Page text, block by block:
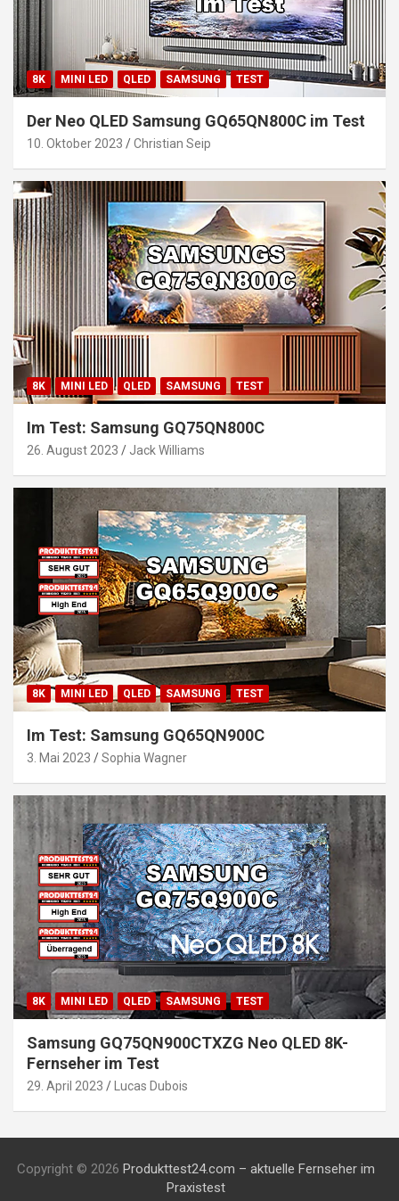
8K MINI LED QLED SAMSUNG TEST
Der Neo QLED Samsung GQ65QN800C im Test
10. Oktober 2023 Christian Seip
8K MINI LED QLED SAMSUNG TEST
Im Test: Samsung GQ75QN800C
26. August 2023 Jack Williams
8K MINI LED QLED SAMSUNG TEST
Im Test: Samsung GQ65QN900C
3. Mai 2023 Sophia Wagner
8K MINI LED QLED SAMSUNG TEST
Samsung GQ75QN900CTXZG Neo QLED 8K-
Fernseher im Test
29. April 2023 Lucas Dubois
Copyright © 2026 Produkttest24.com – aktuelle Fernseher im
Praxistest